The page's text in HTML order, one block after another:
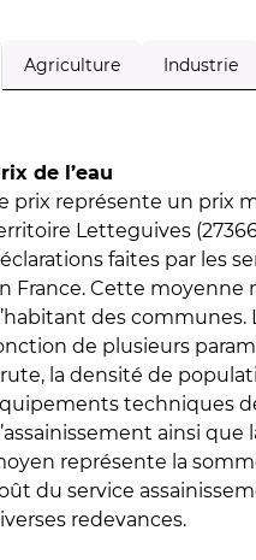
Agriculture Industrie
de l’eau
prix représente un prix
Letteguives
faites par les
France. Cette moyenne
des communes.
de plusieurs
la densité de
techniques
ainsi
représente la
du service
redevances.